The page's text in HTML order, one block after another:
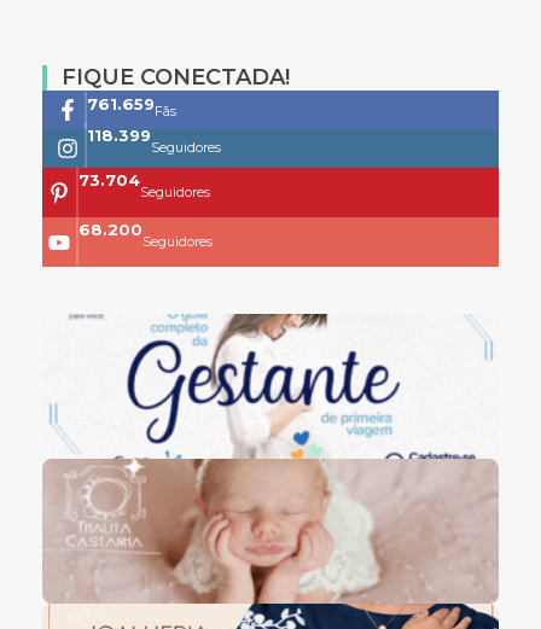
FIQUE CONECTADA!
761.659Fãs
118.399
Seguidores
73.704
Seguidores
68.200
Seguidores